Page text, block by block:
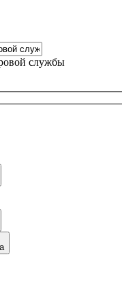
службы